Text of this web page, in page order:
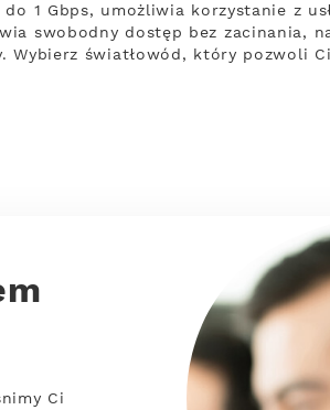
1 Gbps, umożliwia korzystanie z
swobodny dostęp bez zacinania,
Wybierz światłowód, który pozwoli
Ci